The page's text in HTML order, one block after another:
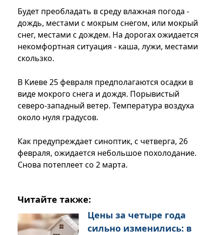
Будет преобладать в среду влажная погода -
дождь, местами с мокрым снегом, или мокрый
снег, местами с дождем. На дорогах ожидается
некомфортная ситуация - каша, лужи, местами
скользко.
В Киеве 25 февраля предполагаются осадки в
виде мокрого снега и дождя. Порывистый
северо-западный ветер. Температура воздуха
около нуля градусов.
Как предупреждает синоптик, с четверга, 26
февраля, ожидается небольшое похолодание.
Снова потеплеет со 2 марта.
Читайте также:
Цены за четыре года
сильно изменились: в